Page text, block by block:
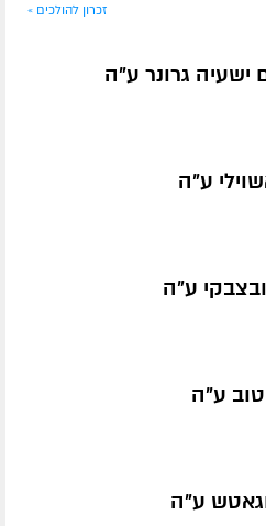
זכרון להולכים »
גרונר ע״ה
ע״ה
ע״ה
ע״ה
ע״ה